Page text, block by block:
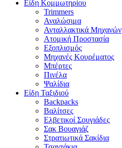
Είδη Κομμωτηρίου
Trimmers
Αναλώσιμα
Ανταλλακτικά Μηχανών
Ατομική Προστασία
Εξοπλισμός
Μηχανές Κουρέματος
Μπέρτες
Πινέλα
Ψαλίδια
Είδη Ταξιδιού
Backpacks
Βαλίτσες
Ελβετικοί Σουγιάδες
Σακ Βουαγιάζ
Στρατιωτικά Σακίδια